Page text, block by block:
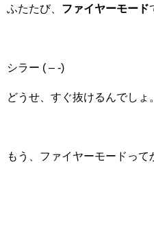
ふたたび、 ファイヤーモード
シラー ( – -)
どうせ、すぐ抜けるんでしょ。
もう、ファイヤーモードって